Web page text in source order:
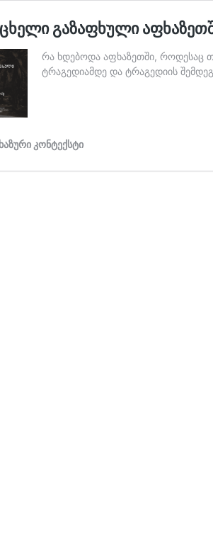
გაზაფხული
რა ხდებოდა აფხაზეთში, როდესაც
ტრაგედიამდე და ტრაგედიის
კონტექსტი